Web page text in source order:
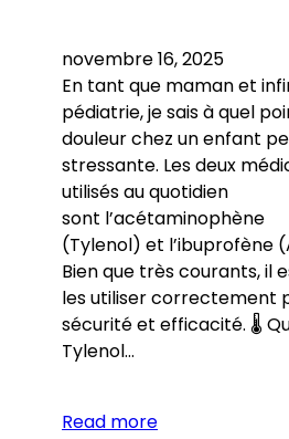
novembre 16, 2025
En tant que maman et
pédiatrie, je sais à quel
douleur chez un enfant
stressante. Les deux
utilisés au quotidien
sont l’acétaminophène
(Tylenol) et l’ibuprofène
Bien que très courants, il
les utiliser correctement
sécurité et efficacité. 🌡️
Tylenol…
Read more